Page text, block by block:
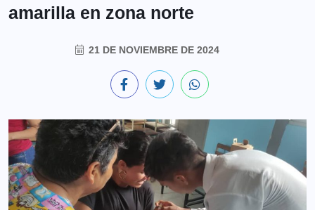
amarilla en zona norte
21 DE NOVIEMBRE DE 2024